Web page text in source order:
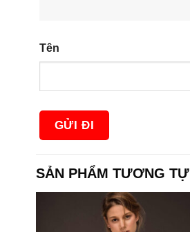
Tên
SẢN PHẨM TƯƠNG TỰ